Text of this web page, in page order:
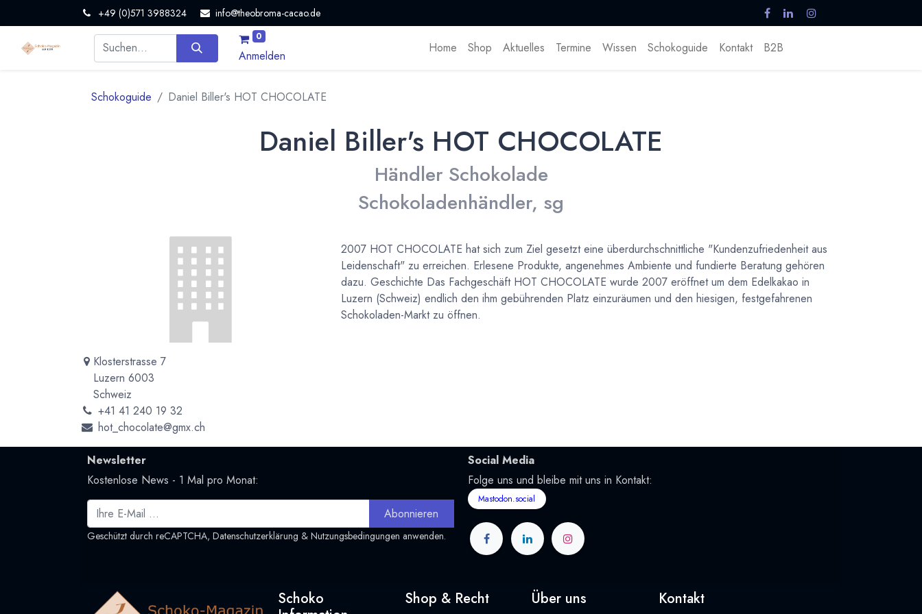
+49 (0)571 3988324 info@theobroma-cacao.de
0
Anmelden
Home Shop Aktuelles Termine Wissen Schokoguide Kontakt B2B
Schokoguide Daniel Biller's HOT CHOCOLATE
Daniel Biller's HOT CHOCOLATE
Händler Schokolade
Schokoladenhändler, sg
Klosterstrasse 7
Luzern 6003
Schweiz
+41 41 240 19 32
hot_chocolate@gmx.ch
2007 HOT CHOCOLATE hat sich zum Ziel gesetzt eine überdurchschnittliche "Kundenzufriedenheit aus
Leidenschaft" zu erreichen. Erlesene Produkte, angenehmes Ambiente und fundierte Beratung gehören
dazu. Geschichte Das Fachgeschäft HOT CHOCOLATE wurde 2007 eröffnet um dem Edelkakao in
Luzern (Schweiz) endlich den ihm gebührenden Platz einzuräumen und den hiesigen, festgefahrenen
Schokoladen-Markt zu öffnen.
Newsletter
Kostenlose News - 1 Mal pro Monat:
Abonnieren
Geschützt durch reCAPTCHA, Datenschutzerklärung & Nutzungsbedingungen anwenden.
Social Media
Folge uns und bleibe mit uns in Kontakt:
Mastodon.social
Schoko
Shop & Recht Über uns Kontakt